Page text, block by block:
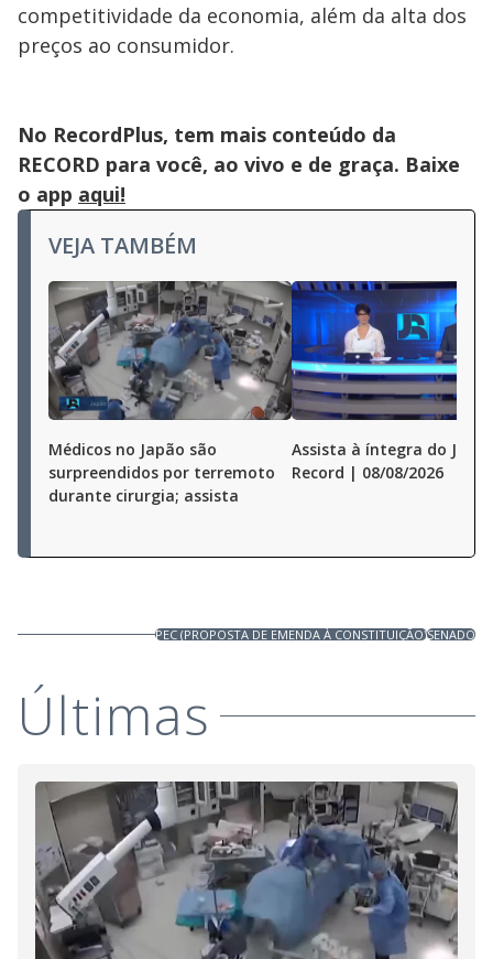
competitividade da economia, além da alta dos
preços ao consumidor.
No RecordPlus, tem mais conteúdo da
RECORD para você, ao vivo e de graça. Baixe
o app aqui!
VEJA TAMBÉM
Médicos no Japão são
surpreendidos por terremoto
durante cirurgia; assista
Assista à íntegra do
Record | 08/08/2026
PEC (PROPOSTA DE EMENDA À CONSTITUIÇÃO)SENADO
Últimas